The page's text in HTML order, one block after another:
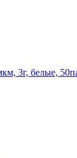
3г, белые,